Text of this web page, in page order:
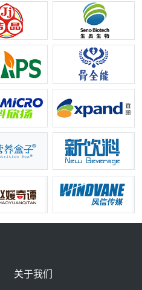
关于我们